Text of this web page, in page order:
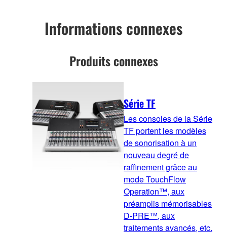
Informations connexes
Produits connexes
Série TF
Les consoles de la Série
TF portent les modèles
de sonorisation à un
nouveau degré de
raffinement grâce au
mode TouchFlow
Operation™, aux
préamplis mémorisables
D-PRE™, aux
traitements avancés, etc.